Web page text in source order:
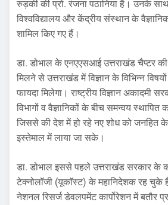
रुड़की की प्रो. रंजना पठानिया है। उनके
विश्वविद्यालय और केंद्रीय संस्थान के
शामिल किए गए हैं।
डा. डोभाल के एनएएसआई उत्तराखंड चैप्टर की
मिलने से उत्तराखंड में विज्ञान के विभिन्न
फायदा मिलेगा। राष्ट्रीय विज्ञान अकादमी
विभागों व वैज्ञानिकों के बीच समन्वय
जिससे की देश में हो रहे नए शोध को जनहित
इस्तेमाल में लाया जा सके।
डा. डोभाल इससे पहले उत्तराखंड सरकार
टेक्नोलॉजी (यूकाॅस्ट) के महानिदेशक रह चुके
नेशनल रिसर्ज डेवलपमेंट कार्पोरेशन में बतौर